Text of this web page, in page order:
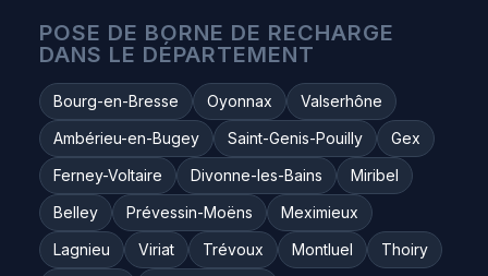
POSE DE BORNE DE RECHARGE
DANS LE DÉPARTEMENT
Bourg-en-Bresse Oyonnax
Valserhône
Ambérieu-en-Bugey
Saint-Genis-Pouilly
Gex
Ferney-Voltaire
Divonne-les-Bains
Miribel
Belley
Prévessin-Moëns
Meximieux
Lagnieu
Viriat Trévoux Montluel
Thoiry